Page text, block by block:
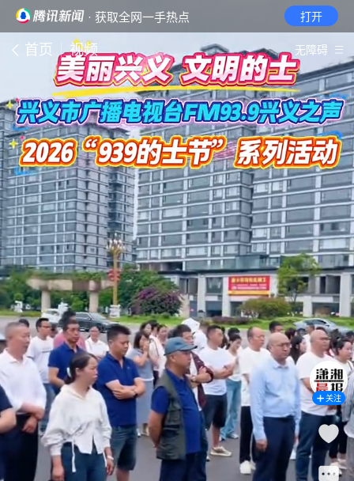
· 获取全网一手热点 打开
首页 视频 无障碍
关注